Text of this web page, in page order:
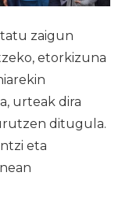
zaigun
etorkizuna
urteak dira
ditugula.
eta